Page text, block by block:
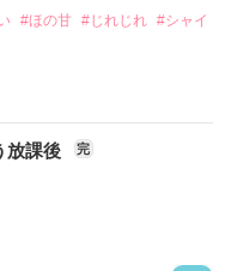
メディ／
」
？」
日。 を作るため、
#ほの甘 #じれじれ #シャイ
放課後 完